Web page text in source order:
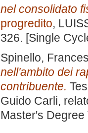
nel consolidato
progredito,
326. [Single
Spinello,
nell'ambito dei
contribuente.
Guido Carli,
Master's Degree